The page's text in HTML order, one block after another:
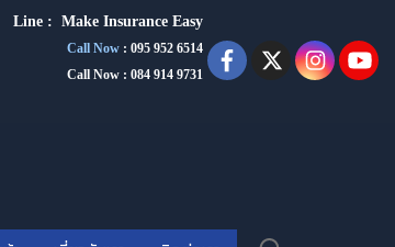
Line : Make Insurance Easy
Call Now : 095 952 6514
Call Now : 084 914 9731